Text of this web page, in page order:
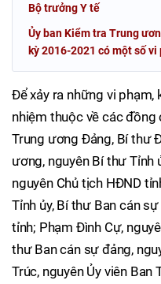
Bộ trưởng Y tế
Ủy ban Kiểm tra Trung
kỳ 2016-2021 có một số vi
Để xảy ra những vi
nhiệm thuộc về các đồng
Trung ương Đảng, Bí thư
ương, nguyên Bí thư Tỉnh
nguyên Chủ tịch HĐND
Tỉnh ủy, Bí thư Ban cán
tỉnh; Phạm Đình Cự,
thư Ban cán sự đảng,
Trúc, nguyên Ủy viên Ban